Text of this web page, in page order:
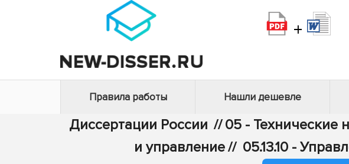
+
Правила работы Нашли дешевле
Диссертации России // 05 - Технические
и управление// 05.13.10 -